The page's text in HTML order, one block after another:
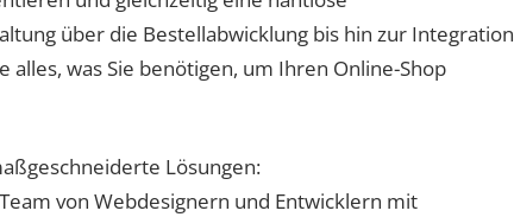
über die Bestellabwicklung bis hin zur Integration
was Sie benötigen, um Ihren Online-Shop
Lösungen:
von Webdesignern und Entwicklern mit